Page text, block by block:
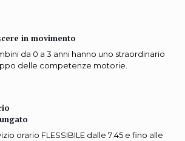
in movimento
da 0 a 3 anni hanno uno straordinario
delle competenze motorie.
orario FLESSIBILE dalle 7:45 e fino alle